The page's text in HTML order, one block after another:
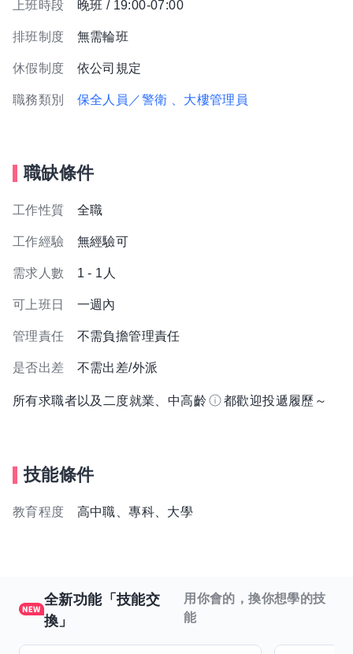
上班時段 晚班 / 19:00-07:00
排班制度 無需輪班
休假制度 依公司規定
職務類別 保全人員／警衛 、大樓管理員
職缺條件
工作性質 全職
工作經驗 無經驗可
需求人數 1 - 1人
可上班日 一週內
管理責任 不需負擔管理責任
是否出差 不需出差/外派
所有求職者以及二度就業、中高齡 都歡迎投遞履歷～
技能條件
教育程度 高中職、專科、大學
全新功能「技能交
換」
用你會的，換你想學的技
能